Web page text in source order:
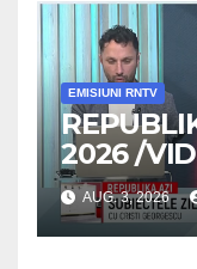
EMISIUNI RNTV
2026 /
AUG. 3, 2026